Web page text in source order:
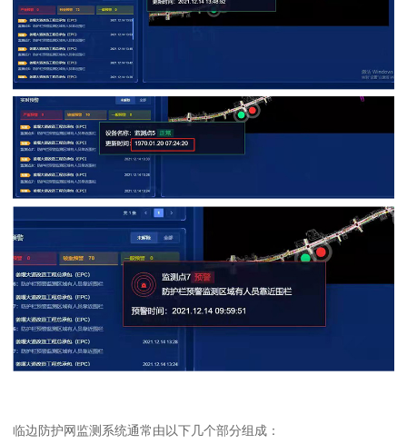
临边防护网监测系统通常由以下几个部分组成：